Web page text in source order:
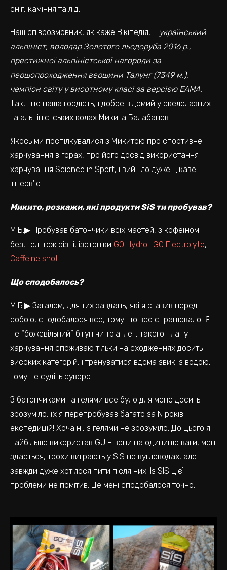
сніг, каміння та лід.
Наш співрозмовник, як каже Вікіпедія, – український
альпініст, володар Золотого льодоруба 2016 р.,
престижної альпіністської нагороди за
першопроходження вершини Талунг (7349 м.),
чемпіон світу у висотному класі за версією ЕАМА.
Так, і це наша гордість, і добре відомий у скелелазних
та альпіністських колах Микита Балабанов
Якось ми поспілкувалися з Микитою про спортивне
харчування в горах, про його досвід використання
харчування Science in Sport, і вийшло дуже цікаве
інтерв'ю.
Микито, розкажи, які продукти SiS ти пробував?
М.Б.▶ Пробував батончики всіх мастей, з кофеїном і
без, гелі теж різні, ізотоніки GO Hydro і GO Electrolyte,
Caffeine shot.
Що сподобалось?
М.Б.▶ Загалом, для тих завдань, які я ставив перед
собою, сподобалося все, тому що все спрацювало. Я
не “божевільний” бігун чи тріатлет, такого плану
харчування споживаю тільки на сходженнях досить
високих категорій, і тренуватися вдома звик із водою,
тому не судіть суворо.
З батончиками та гелями все було для мене досить
зрозуміло, їх я перепробував багато за N років
експедицій! Хоча ні, з гелями не зрозуміло. До цього я
найбільше використав GU – вони на одиницю ваги, мені
здається, трохи виграють у SIS по вуглеводах, але
завжди дуже хотілося пити після них. Із SIS цієї
проблеми не помітив. Це мені сподобалося точно.